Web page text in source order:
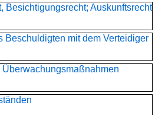
Besichtigungsrecht; Auskunftsrecht
Beschuldigten mit dem Verteidiger